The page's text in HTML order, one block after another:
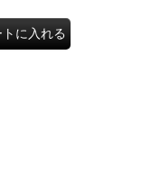
トに入れる